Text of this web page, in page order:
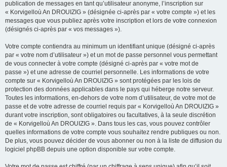
publication de messages en tant qu’utilisateur anonyme, l’inscription sur
« Korvigelloù An DROUIZIG » (désignée ci-après par « votre compte ») et les
messages que vous publiez après votre inscription et lors de votre connexion
(désignés ci-après par « vos messages »).
Votre compte contiendra au minimum un identifiant unique (désigné ci-après
par « votre nom d’utilisateur ») et un mot de passe personnel vous permettant
de vous connecter à votre compte (désigné ci-après par « votre mot de
passe ») et une adresse de courriel personnelle. Les informations de votre
compte sur « Korvigelloù An DROUIZIG » sont protégées par les lois de
protection des données applicables dans le pays qui héberge notre serveur.
Toutes les informations, en-dehors de votre nom d’utilisateur, de votre mot de
passe et de votre adresse de courriel requis par « Korvigelloù An DROUIZIG »
durant votre inscription, sont obligatoires ou facultatives, à la seule discrétion
de « Korvigelloù An DROUIZIG ». Dans tous les cas, vous pouvez contrôler
quelles informations de votre compte vous souhaitez rendre publiques ou non.
De plus, vous pouvez décider de vous abonner ou non à la liste de diffusion du
logiciel phpBB depuis une option disponible sur votre compte.